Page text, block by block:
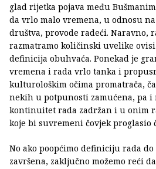
glad rijetka pojava među
da vrlo malo vremena, u odnosu
društva, provode radeći. Naravno,
razmatramo količinski uvelike ovisi
definicija obuhvaća. Ponekad je
vremena i rada vrlo tanka i
kulturološkim očima promatrača,
nekih u potpunosti zamućena, pa i
kontinuitet rada zadržan i u onim
koje bi suvremeni čovjek proglasio
No ako poopćimo definiciju rada
završena, zaključno možemo reći